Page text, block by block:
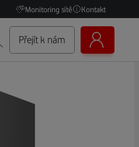
Monitoring sítě Kontakt
Přejít k nám